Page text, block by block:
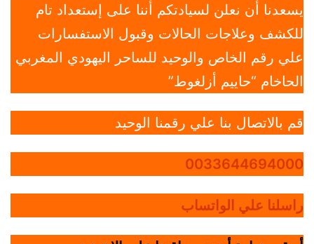
يسعدنا أن نعلن لسيادتكم أننا على إستعداد تام
للكشف وعلاجات الحالات وقبول الاستفسارات
علي رقم الخاص والوحيد للساحر اليهودي المغربي
الحاخام “حاييم أزلغوط”
قم بالاتصال بنا علي رقمنا الوحيد
0033644694000
راسلنا علي الواتساب